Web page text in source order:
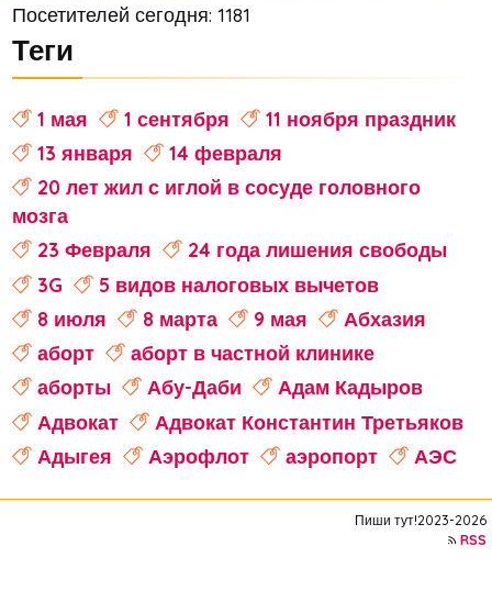
Посетителей сегодня: 1181
Теги
1 мая 1 сентября
11 ноября праздник
13 января
14 февраля
20 лет жил с иглой в сосуде головного
мозга
23 Февраля
24 года лишения свободы
3G
5 видов налоговых вычетов
8 июля
8 марта 9 мая
Абхазия
аборт
аборт в частной клинике
аборты
Абу-Даби
Адам Кадыров
Адвокат
Адвокат Константин Третьяков
Адыгея
Аэрофлот аэропорт
АЭС
Пиши тут!2023-2026
RSS